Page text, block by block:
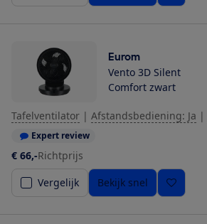
Eurom
Vento 3D Silent
Comfort zwart
Tafelventilator | Afstandsbediening: Ja |
Expert review
€ 66,-Richtprijs
Vergelijk
Bekijk snel